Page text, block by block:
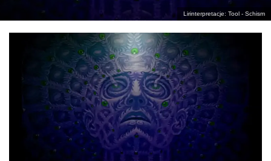
Lirinterpretacje: Tool - Schism